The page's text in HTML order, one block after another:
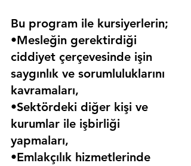
Bu program ile kursiyerlerin;
•Mesleğin gerektirdiği
ciddiyet çerçevesinde işin
saygınlık ve sorumluluklarını
kavramaları,
•Sektördeki diğer kişi ve
kurumlar ile işbirliği
yapmaları,
•Emlakçılık hizmetlerinde